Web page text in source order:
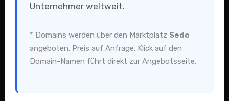
Unternehmer weltweit.
* Domains werden über den Marktplatz Sedo
angeboten. Preis auf Anfrage. Klick auf den
Domain-Namen führt direkt zur Angebotsseite.